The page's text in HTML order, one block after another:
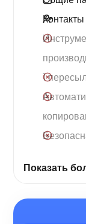
Контакты
1
Показать